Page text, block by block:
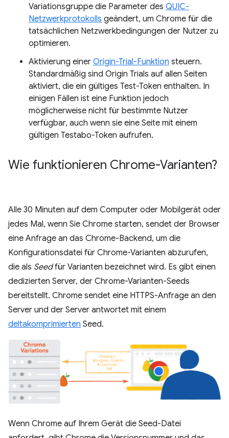
Variationsgruppe die Parameter des QUIC-
Netzwerkprotokolls geändert, um Chrome für die
tatsächlichen Netzwerkbedingungen der Nutzer zu
optimieren.
Aktivierung einer Origin-Trial-Funktion steuern.
Standardmäßig sind Origin Trials auf allen Seiten
aktiviert, die ein gültiges Test-Token enthalten. In
einigen Fällen ist eine Funktion jedoch
möglicherweise nicht für bestimmte Nutzer
verfügbar, auch wenn sie eine Seite mit einem
gültigen Testabo-Token aufrufen.
Wie funktionieren Chrome-Varianten?
Alle 30 Minuten auf dem Computer oder Mobilgerät oder
jedes Mal, wenn Sie Chrome starten, sendet der Browser
eine Anfrage an das Chrome-Backend, um die
Konfigurationsdatei für Chrome-Varianten abzurufen,
die als Seedfür Varianten bezeichnet wird. Es gibt einen
dedizierten Server, der Chrome-Varianten-Seeds
bereitstellt. Chrome sendet eine HTTPS-Anfrage an den
Server und der Server antwortet mit einem
deltakomprimierten Seed.
Wenn Chrome auf Ihrem Gerät die Seed-Datei